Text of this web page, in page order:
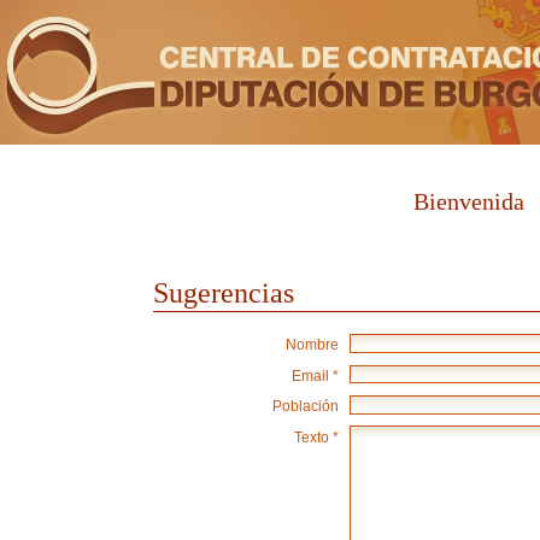
Bienvenida
Sugerencias
Nombre
Email *
Población
Texto *